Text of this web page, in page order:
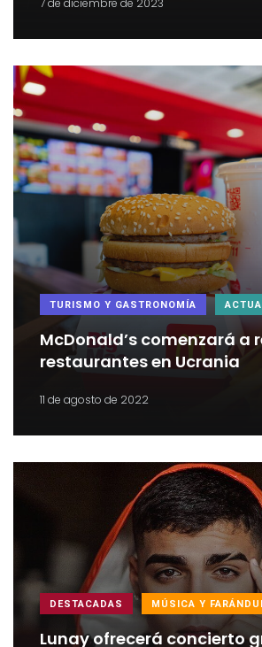
7 de diciembre de 2023
TURISMO Y GASTRONOMÍA
McDonald’s comenzará a
restaurantes en Ucrania
11 de agosto de 2022
DESTACADAS MÚSICA Y
Lunay ofrecerá concierto